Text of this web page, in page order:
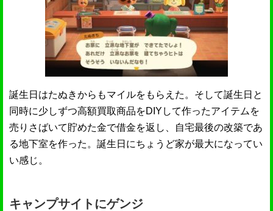
誕生日はたぬきからもマイルをもらえた。そして誕生日と
同時に少しずつ高額買取商品をDIYして作ったアイテムを
売りさばいて貯めた金で借金を返し、自宅最後の改築であ
る地下室を作った。誕生日にちょうど家が最大になってい
い感じ。
キャンプサイトにゲンジ